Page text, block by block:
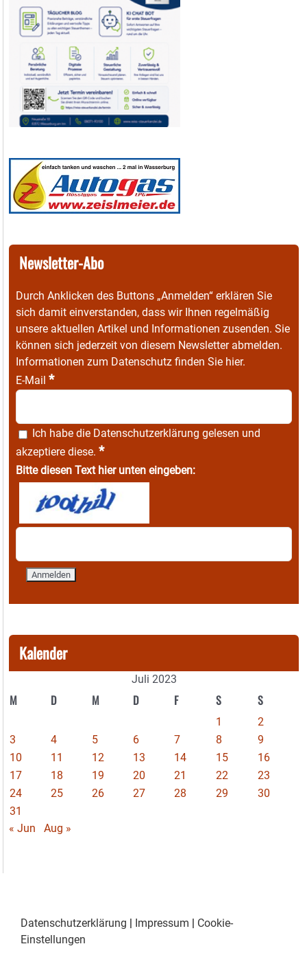
Newsletter-Abo
Durch Anklicken des Buttons „Anmelden“ erklären Sie
sich damit einverstanden, dass wir Ihnen regelmäßig
unsere aktuellen Artikel und Informationen zusenden. Sie
können sich jederzeit von diesem Newsletter abmelden.
Informationen zum Datenschutz finden Sie hier.
E-Mail *
Ich habe die Datenschutzerklärung gelesen und
akzeptiere diese. *
Bitte diesen Text hier unten eingeben:
Kalender
Juli 2023
M D M D F S S
1
2
3
4 5 6 7 8
9
10
11 12 13 14 15
16
17
18 19 20 21 22
23
24
25 26 27 28 29
30
31
« Jun
Aug »
Datenschutzerklärung Impressum
Cookie-
Einstellungen